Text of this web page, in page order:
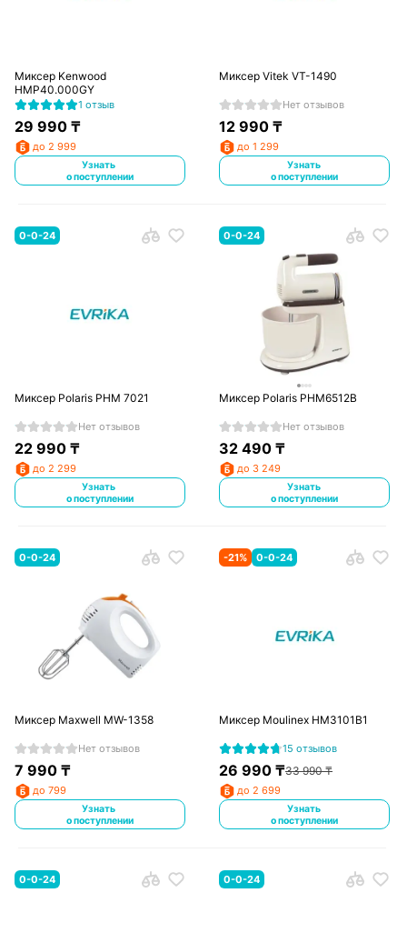
Миксер Kenwood
HMP40.000GY
1 отзыв
29 990₸
до 2 999
Узнать
о поступлении
Миксер Vitek VT-1490
Нет отзывов
12 990 ₸
до 1 299
Узнать
о поступлении
0-0-24
Миксер Polaris PHM 7021
Нет отзывов
22 990₸
до 2 299
Узнать
о поступлении
0-0-24
Миксер Polaris PHM6512B
Нет отзывов
32 490 ₸
до 3 249
Узнать
о поступлении
0-0-24
Миксер Maxwell MW-1358
Нет отзывов
7 990₸
до 799
Узнать
о поступлении
-21% 0-0-24
Миксер Moulinex HM3101B1
15 отзывов
26 990 ₸33 990₸
до 2 699
Узнать
о поступлении
0-0-24 0-0-24